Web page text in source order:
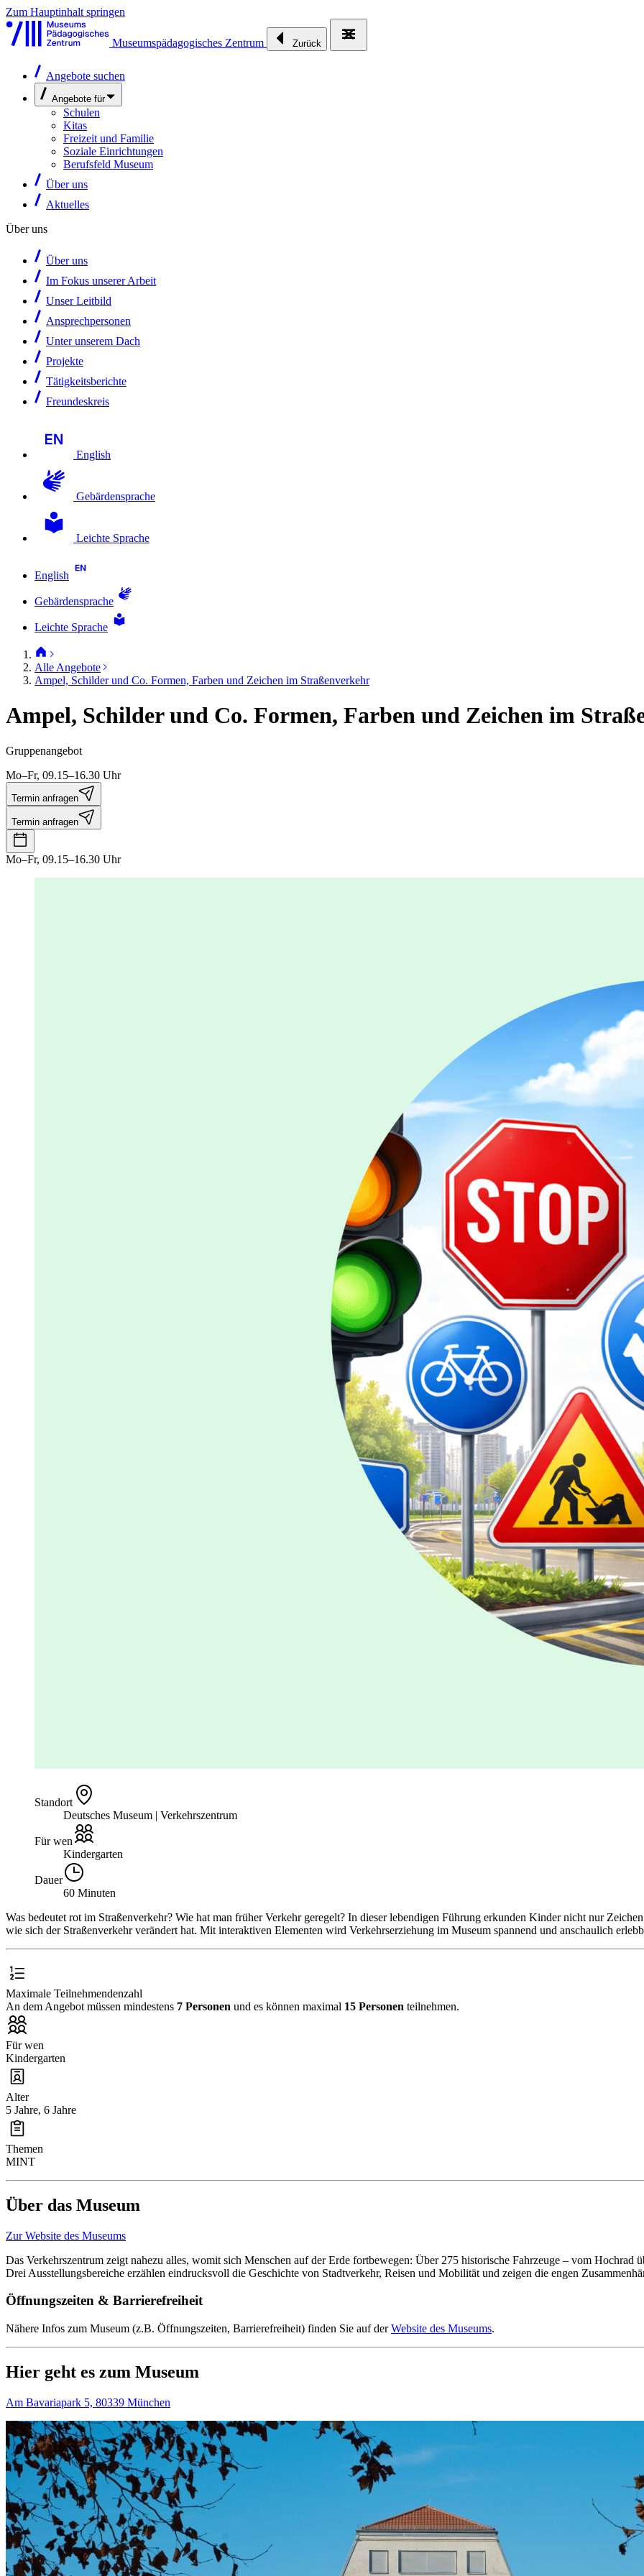
Zum Hauptinhalt springen
Museumspädagogisches Zentrum Zurück
Angebote suchen
Angebote für
Schulen
Kitas
Freizeit und Familie
Soziale Einrichtungen
Berufsfeld Museum
Über uns
Aktuelles
Über uns
Über uns
Im Fokus unserer Arbeit
Unser Leitbild
Ansprechpersonen
Unter unserem Dach
Projekte
Tätigkeitsberichte
Freundeskreis
English
Gebärdensprache
Leichte Sprache
English
Gebärdensprache
Leichte Sprache
Alle Angebote
Ampel, Schilder und Co. Formen, Farben und Zeichen im Straßenverkehr
Ampel, Schilder und Co. Formen, Farben und Zeichen im
Gruppenangebot
Mo–Fr, 09.15–16.30 Uhr
Termin anfragen
Termin anfragen
Mo–Fr, 09.15–16.30 Uhr
Standort
Deutsches Museum | Verkehrszentrum
Für wen
Kindergarten
Dauer
60 Minuten
Was bedeutet rot im Straßenverkehr? Wie hat man früher Verkehr geregelt? In dieser lebendigen Führung erkunden Kinder nicht nur
wie sich der Straßenverkehr verändert hat. Mit interaktiven Elementen wird Verkehrserziehung im Museum spannend und anschaulich
Maximale Teilnehmendenzahl
An dem Angebot müssen mindestens 7 Personen und es können maximal 15 Personen teilnehmen.
Für wen
Kindergarten
Alter
5 Jahre, 6 Jahre
Themen
MINT
Über das Museum
Zur Website des Museums
Das Verkehrszentrum zeigt nahezu alles, womit sich Menschen auf der Erde fortbewegen: Über 275 historische Fahrzeuge – vom
Drei Ausstellungsbereiche erzählen eindrucksvoll die Geschichte von Stadtverkehr, Reisen und Mobilität und zeigen die engen
Öffnungszeiten & Barrierefreiheit
Nähere Infos zum Museum (z.B. Öffnungszeiten, Barrierefreiheit) finden Sie auf derWebsite des Museums.
Hier geht es zum Museum
Am Bavariapark 5, 80339 München